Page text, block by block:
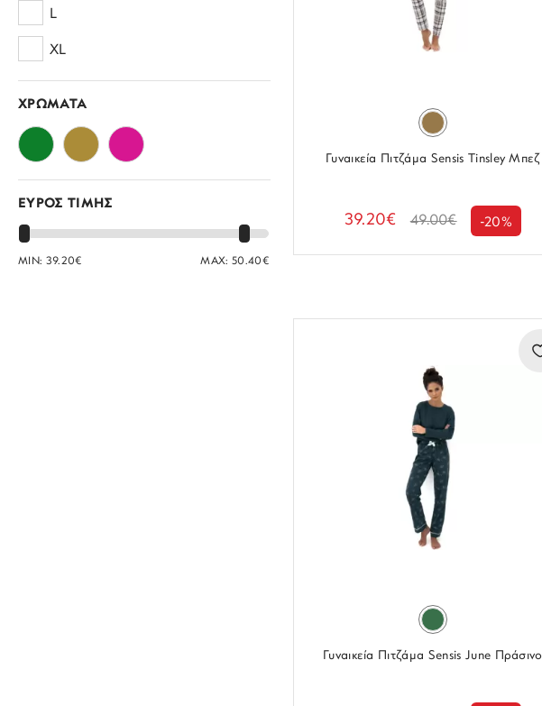
L
XL
ΧΡΩΜΑΤΑ
ΕΥΡΟΣ ΤΙΜΗΣ
MIN: 39.20€ MAX: 50.40€
Γυναικεία Πιτζάμα Sensis Tinsley Μπεζ
39.20€ 49.00€ -20%
Γυναικεία Πιτζάμα Sensis June Πράσινο